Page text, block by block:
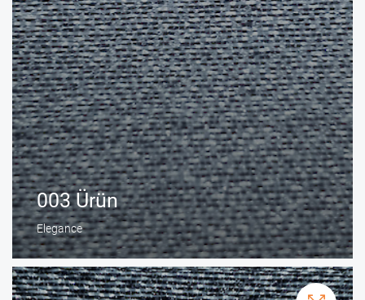
003 Ürün
Elegance